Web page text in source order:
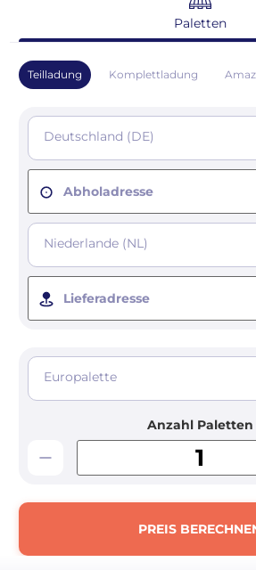
Paletten
Teilladung Komplettladung
Deutschland (DE)
Abholadresse
Niederlande (NL)
Lieferadresse
Europalette
Anzahl Paletten
PREIS